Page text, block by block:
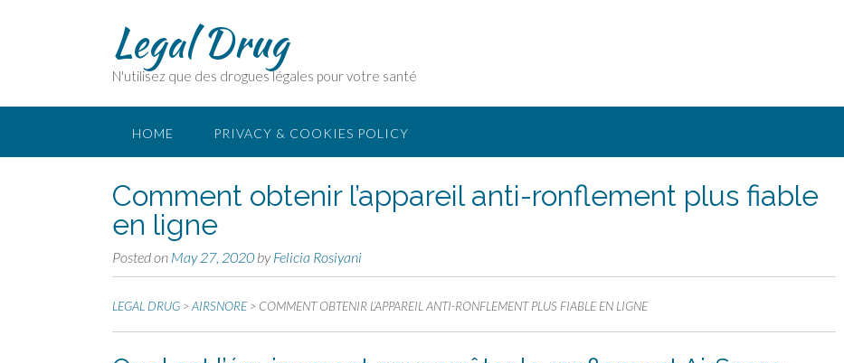
Legal Drug
N'utilisez que des drogues légales pour votre santé
HOME PRIVACY & COOKIES POLICY
Comment obtenir l’appareil anti-ronflement plus fiable
en ligne
Posted on May 27, 2020 byFelicia Rosiyani
LEGAL DRUG >AIRSNORE > COMMENT OBTENIR L’APPAREIL ANTI-RONFLEMENT PLUS FIABLE EN LIGNE